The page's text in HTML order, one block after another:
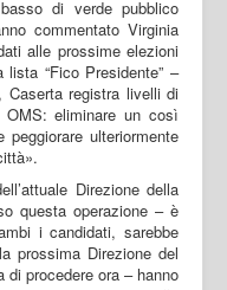
di verde pubblico
commentato Virginia
alle prossime elezioni
“Fico Presidente” –
Caserta registra livelli di
eliminare un così
ulteriormente
Direzione della
questa operazione – è
i candidati, sarebbe
prossima Direzione del
di procedere ora – hanno